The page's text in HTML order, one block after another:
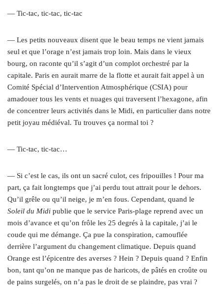
— Tic-tac, tic-tac, tic-tac
— Les petits nouveaux disent que le beau temps ne vient jamais
seul et que l’orage n’est jamais trop loin. Mais dans le vieux
bourg, on raconte qu’il s’agit d’un complot orchestré par la
capitale. Paris en aurait marre de la flotte et aurait fait appel à un
Comité Spécial d’Intervention Atmosphérique (CSIA) pour
amadouer tous les vents et nuages qui traversent l’hexagone, afin
de concentrer leurs activités dans le Midi, en particulier dans notre
petit joyau médiéval. Tu trouves ça normal toi ?
— Tic-tac, tic-tac…
— Si c’est le cas, ils ont un sacré culot, ces fripouilles ! Pour ma
part, ça fait longtemps que j’ai perdu tout attrait pour le dehors.
Qu’il grêle ou qu’il neige, je m’en fous. Cependant, quand le
Soleil du Midi publie que le service Paris-plage reprend avec un
mois d’avance et qu’on frôle les 25 degrés à la capitale, j’ai le
coude qui me démange. Ça pue la conspiration, camouflée
derrière l’argument du changement climatique. Depuis quand
Orange est l’épicentre des averses ? Hein ? Depuis quand ? Enfin
bon, tant qu’on ne manque pas de haricots, de pâtés en croûte ou
de pains surgelés, on n’a pas le droit de se plaindre, pas vrai ?